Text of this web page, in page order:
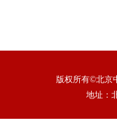
版权所有©北京
地址：